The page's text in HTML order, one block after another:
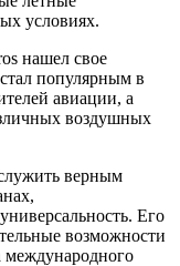
условиях.
нашел свое
популярным в
авиации, а
воздушных
верным
Его
возможности
международного